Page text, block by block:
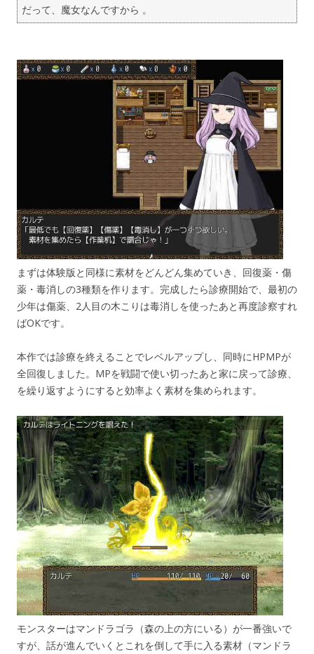
だって、魔女なんですから 。
まずは体験版と同様に素材をどんどん集めていき、回復薬・傷
薬・毒消しの3種類を作ります。完成したら診療開始で、最初の
少年は傷薬、2人目の木こりは毒消しを使ったあと再度診察すれ
ばOKです。
本作では診療を終えることでレベルアップし、同時にHPMPが
全回復しました。MPを戦闘で使い切ったあと家に戻って診療、
を繰り返すようにすると効率よく素材を集められます。
モンスターはマンドラゴラ（森の上の方にいる）が一番強いで
すが、話が進んでいくとこれを倒して手に入る素材（マンドラ